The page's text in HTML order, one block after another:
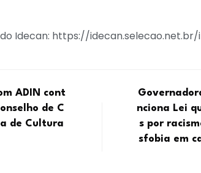
do Idecan: https://
ADIN cont
de C
de Cultura
nciona Lei
s por
sfobia em